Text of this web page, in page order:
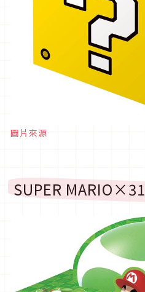
圖片來源
SUPER